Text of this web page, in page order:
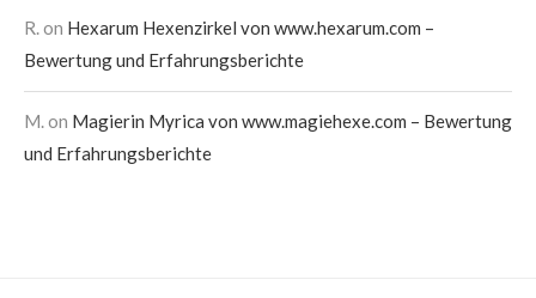
R.on Hexarum Hexenzirkel von www.hexarum.com –
Bewertung und Erfahrungsberichte
M.on Magierin Myrica von www.magiehexe.com – Bewertung
und Erfahrungsberichte